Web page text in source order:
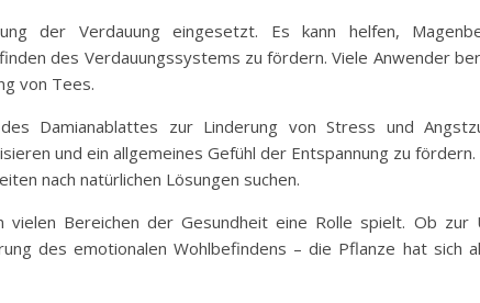
der Verdauung eingesetzt. Es kann helfen,
des Verdauungssystems zu fördern. Viele Anwender
von Tees.
Damianablattes zur Linderung von Stress und
und ein allgemeines Gefühl der Entspannung zu
nach natürlichen Lösungen suchen.
vielen Bereichen der Gesundheit eine Rolle spielt. Ob
des emotionalen Wohlbefindens – die Pflanze hat sich